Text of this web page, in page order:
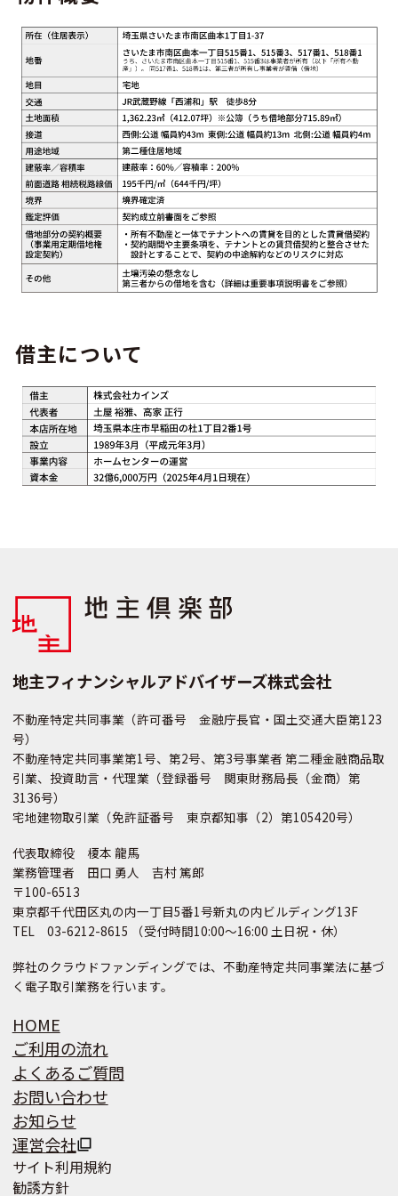
借主について
地主フィナンシャルアドバイザーズ株式会社
不動産特定共同事業（許可番号 金融庁長官・国土交通大臣第123
号）
不動産特定共同事業第1号、第2号、第3号事業者 第二種金融商品取
引業、投資助言・代理業（登録番号 関東財務局長（金商）第
3136号）
宅地建物取引業（免許証番号 東京都知事（2）第105420号）
代表取締役 榎本 龍馬
業務管理者 田口 勇人 吉村 篤郎
〒100-6513
東京都千代田区丸の内一丁目5番1号新丸の内ビルディング13F
TEL 03-6212-8615 （受付時間10:00～16:00 土日祝・休）
弊社のクラウドファンディングでは、不動産特定共同事業法に基づ
く電子取引業務を行います。
HOME
ご利用の流れ
よくあるご質問
お問い合わせ
お知らせ
運営会社
サイト利用規約
勧誘方針